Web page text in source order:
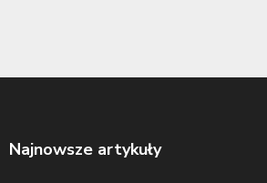
Najnowsze artykuły